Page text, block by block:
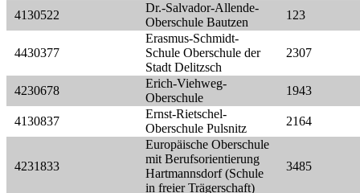
4130522
Dr.-Salvador-Allende-
Oberschule Bautzen
123
4430377
Erasmus-Schmidt-
Schule Oberschule der
Stadt Delitzsch
2307
4230678
Erich-Viehweg-
Oberschule
1943
4130837
Ernst-Rietschel-
Oberschule Pulsnitz
2164
4231833
Europäische Oberschule
mit Berufsorientierung
Hartmannsdorf (Schule
in freier Trägerschaft)
3485